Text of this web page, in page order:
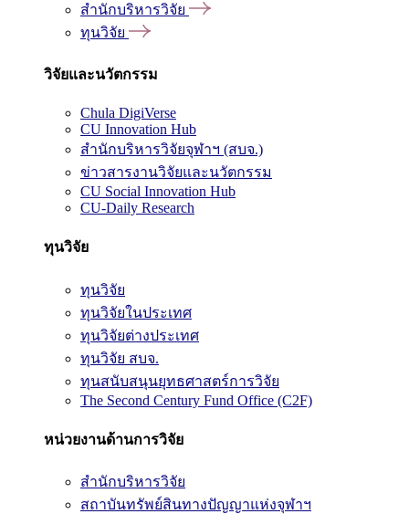
สำนักบริหารวิจัย
ทุนวิจัย
วิจัยและนวัตกรรม
Chula DigiVerse
CU Innovation Hub
สำนักบริหารวิจัยจุฬาฯ (สบจ.)
ข่าวสารงานวิจัยและนวัตกรรม
CU Social Innovation Hub
CU-Daily Research
ทุนวิจัย
ทุนวิจัย
ทุนวิจัยในประเทศ
ทุนวิจัยต่างประเทศ
ทุนวิจัย สบจ.
ทุนสนับสนุนยุทธศาสตร์การวิจัย
The Second Century Fund Office (C2F)
หน่วยงานด้านการวิจัย
สำนักบริหารวิจัย
สถาบันทรัพย์สินทางปัญญาแห่งจุฬาฯ